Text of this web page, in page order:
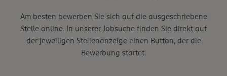
Am besten bewerben Sie sich auf die ausgeschriebene
Stelle online. In unserer Jobsuche finden Sie direkt auf
der jeweiligen Stellenanzeige einen Button, der die
Bewerbung startet.